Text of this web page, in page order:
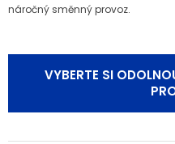
náročný směnný provoz.
VYBERTE SI